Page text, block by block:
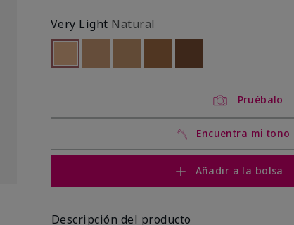
Very Light Natural
Pruébalo
Encuentra mi tono
Añadir a la bolsa
Descripción del producto